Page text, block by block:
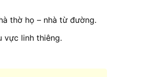
thờ họ – nhà từ đường.
vực linh thiêng.